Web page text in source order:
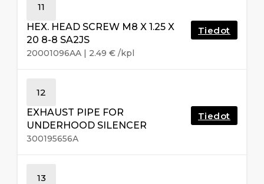
11
HEX. HEAD SCREW M8 X 1.25 X
20 8-8 SA2JS
20001096AA | 2.49 € /kpl
Tiedot
12
EXHAUST PIPE FOR
UNDERHOOD SILENCER
300195656A
Tiedot
13